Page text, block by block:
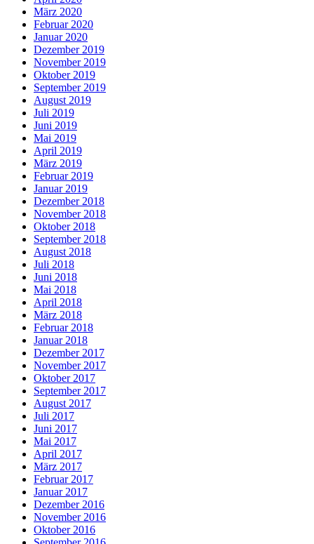
März 2020
Februar 2020
Januar 2020
Dezember 2019
November 2019
Oktober 2019
September 2019
August 2019
Juli 2019
Juni 2019
Mai 2019
April 2019
März 2019
Februar 2019
Januar 2019
Dezember 2018
November 2018
Oktober 2018
September 2018
August 2018
Juli 2018
Juni 2018
Mai 2018
April 2018
März 2018
Februar 2018
Januar 2018
Dezember 2017
November 2017
Oktober 2017
September 2017
August 2017
Juli 2017
Juni 2017
Mai 2017
April 2017
März 2017
Februar 2017
Januar 2017
Dezember 2016
November 2016
Oktober 2016